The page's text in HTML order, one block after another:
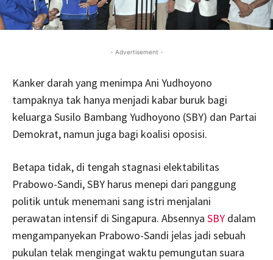
- Advertisement -
Kanker darah yang menimpa Ani Yudhoyono
tampaknya tak hanya menjadi kabar buruk bagi
keluarga Susilo Bambang Yudhoyono (SBY) dan Partai
Demokrat, namun juga bagi koalisi oposisi.
Betapa tidak, di tengah stagnasi elektabilitas
Prabowo-Sandi, SBY harus menepi dari panggung
politik untuk menemani sang istri menjalani
perawatan intensif di Singapura. Absennya SBY dalam
mengampanyekan Prabowo-Sandi jelas jadi sebuah
pukulan telak mengingat waktu pemungutan suara